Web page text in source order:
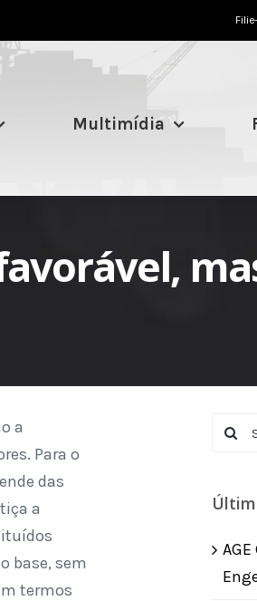
Multimídia
a
Para o
das
a
base, sem
termos